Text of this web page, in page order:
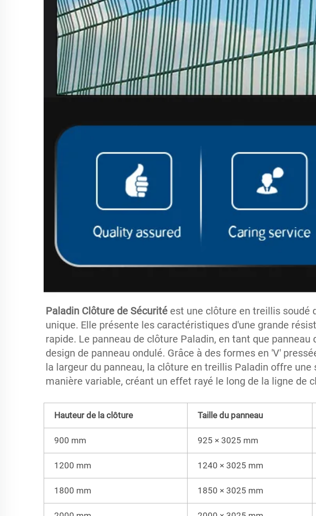
Paladin Clôture de Sécurité est une clôture en treillis soudé
unique. Elle présente les caractéristiques d'une grande
rapide. Le panneau de clôture Paladin, en tant que
design de panneau ondulé. Grâce à des formes en 'V'
la largeur du panneau, la clôture en treillis Paladin offre
manière variable, créant un effet rayé le long de la ligne de
Hauteur de la clôture Taille du panneau
900 mm 925 × 3025 mm
1200 mm 1240 × 3025 mm
1800 mm 1850 × 3025 mm